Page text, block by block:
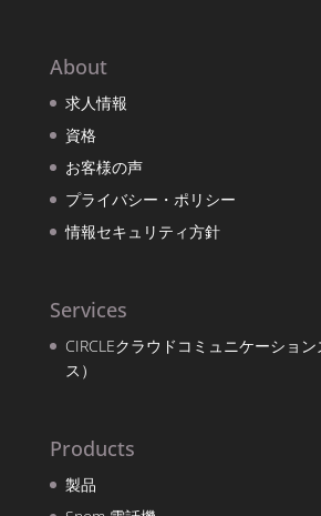
About
求人情報
資格
お客様の声
プライバシー・ポリシー
情報セキュリティ方針
Services
CIRCLEクラウドコミュニケーショ
ス）
Products
製品